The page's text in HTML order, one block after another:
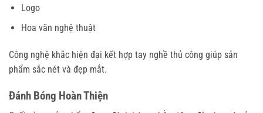
Logo
Hoa văn nghệ thuật
Công nghệ khắc hiện đại kết hợp tay nghề thủ công giúp sản
phẩm sắc nét và đẹp mắt.
Đánh Bóng Hoàn Thiện